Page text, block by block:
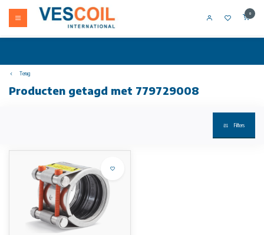
0
Terug
Producten getagd met 779729008
Filters